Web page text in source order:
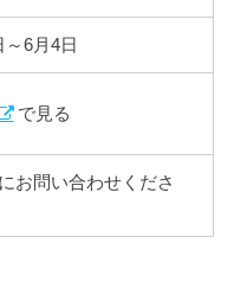
～6月4日
で見る
にお問い合わせくださ